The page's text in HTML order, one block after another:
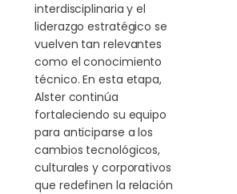
interdisciplinaria y el
liderazgo estratégico se
vuelven tan relevantes
como el conocimiento
técnico. En esta etapa,
Alster continúa
fortaleciendo su equipo
para anticiparse a los
cambios tecnológicos,
culturales y corporativos
que redefinen la relación